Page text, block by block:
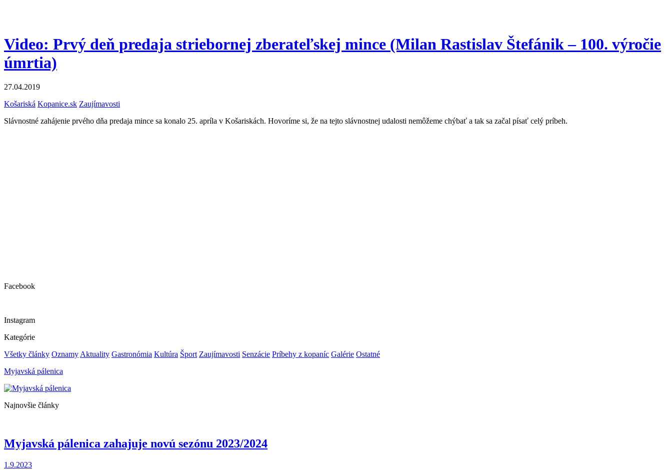
Video: Prvý deň predaja striebornej zberateľskej mince (Milan Rastislav Štefánik – 100. výročie
úmrtia)
27.04.2019
Košariská Kopanice.sk Zaujímavosti
Slávnostné zahájenie prvého dňa predaja mince sa konalo 25. apríla v Košariskách. Hovoríme si, že na tejto slávnostnej udalosti nemôžeme chýbať a tak sa začal písať celý príbeh.
Facebook
Instagram
Kategórie
Všetky články Oznamy Aktuality Gastronómia Kultúra Šport Zaujímavosti Senzácie Príbehy z kopaníc Galérie Ostatné
Myjavská pálenica
Najnovšie články
Myjavská pálenica zahajuje novú sezónu 2023/2024
1.9.2023